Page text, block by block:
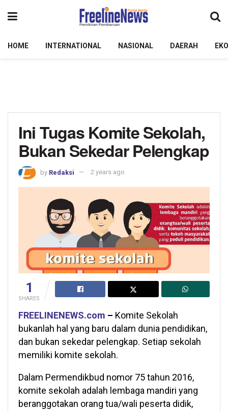
HOME INTERNATIONAL NASIONAL DAERAH
Ini Tugas Komite Sekolah,
Bukan Sekedar Pelengkap
by Redaksi 2 years ago
1
SHARES
FREELINENEWS.com – Komite Sekolah
bukanlah hal yang baru dalam dunia pendidikan,
dan bukan sekedar pelengkap. Setiap sekolah
memiliki komite sekolah.
Dalam Permendikbud nomor 75 tahun 2016,
komite sekolah adalah lembaga mandiri yang
beranggotakan orang tua/wali peserta didik,